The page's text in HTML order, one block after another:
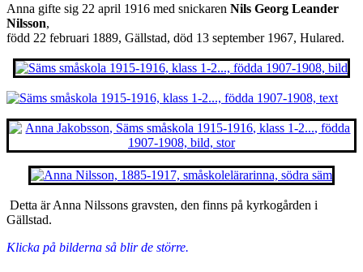
Anna gifte sig 22 april 1916 med snickaren Nils Georg Leander
Nilsson,
född 22 februari 1889, Gällstad, död 13 september 1967, Hulared.
Detta är Anna Nilssons gravsten, den finns på kyrkogården i
Gällstad.
Klicka på bilderna så blir de större.